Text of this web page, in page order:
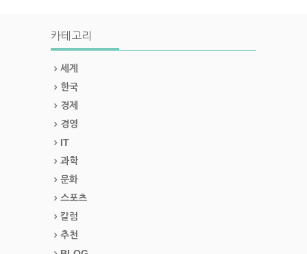
카테고리
세계
한국
경제
경영
IT
과학
문화
스포츠
칼럼
추천